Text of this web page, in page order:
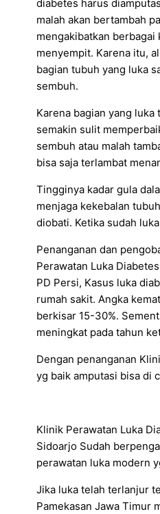
diabetes harus
malah akan bertambah
mengakibatkan
menyempit. Karena itu,
bagian tubuh yang luka
sembuh.
Karena bagian yang
semakin sulit
sembuh atau malah
bisa saja terlambat
Tingginya kadar gula
menjaga kekebalan
diobati. Ketika sudah
Penanganan dan
Perawatan Luka
PD Persi, Kasus luka
rumah sakit. Angka
berkisar 15-30%.
meningkat pada tahun
Dengan penanganan
yg baik amputasi bisa di
Klinik Perawatan Luka
Sidoarjo Sudah
perawatan luka modern
Jika luka telah terlanjur
Pamekasan Jawa Timur